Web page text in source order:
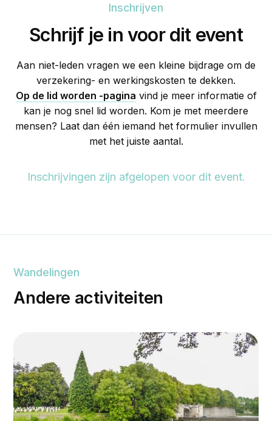
Inschrijven
Schrijf je in voor dit event
Aan niet-leden vragen we een kleine bijdrage om de
verzekering- en werkingskosten te dekken.
Op de lid worden -pagina vind je meer informatie of
kan je nog snel lid worden. Kom je met meerdere
mensen? Laat dan één iemand het formulier invullen
met het juiste aantal.
Inschrijvingen zijn afgelopen voor dit event.
Wandelingen
Andere activiteiten